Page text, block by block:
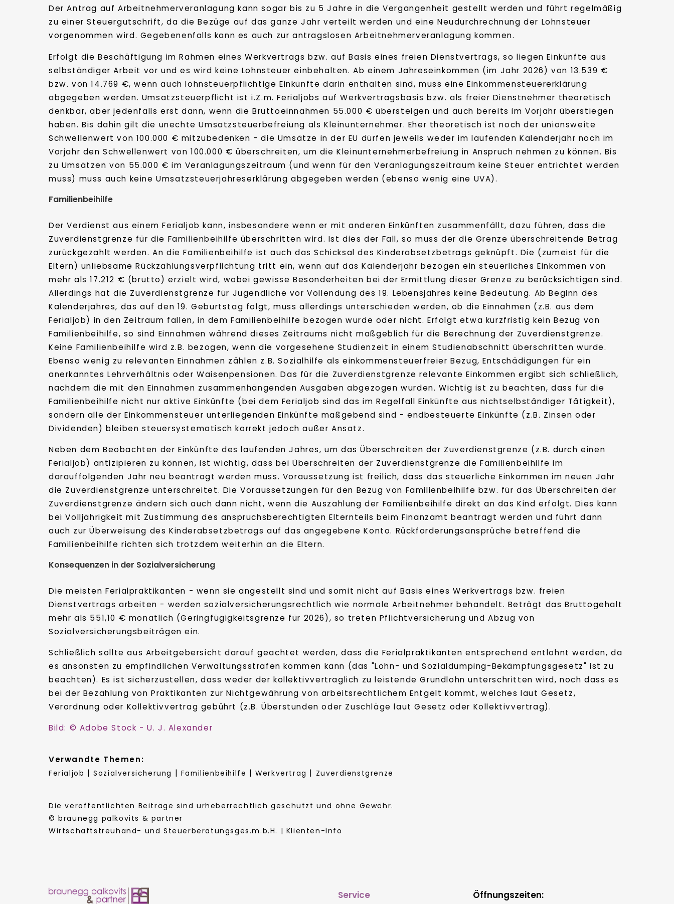
Der Antrag auf Arbeitnehmerveranlagung kann sogar bis zu 5 Jahre in die Vergangenheit gestellt werden und führt regelmäßig
zu einer Steuergutschrift, da die Bezüge auf das ganze Jahr verteilt werden und eine Neudurchrechnung der Lohnsteuer
vorgenommen wird. Gegebenenfalls kann es auch zur antragslosen Arbeitnehmerveranlagung kommen.
Erfolgt die Beschäftigung im Rahmen eines Werkvertrags bzw. auf Basis eines freien Dienstvertrags, so liegen Einkünfte aus
selbständiger Arbeit vor und es wird keine Lohnsteuer einbehalten. Ab einem Jahreseinkommen (im Jahr 2026) von 13.539 €
bzw. von 14.769 €, wenn auch lohnsteuerpflichtige Einkünfte darin enthalten sind, muss eine Einkommensteuererklärung
abgegeben werden. Umsatzsteuerpflicht ist i.Z.m. Ferialjobs auf Werkvertragsbasis bzw. als freier Dienstnehmer theoretisch
denkbar, aber jedenfalls erst dann, wenn die Bruttoeinnahmen 55.000 € übersteigen und auch bereits im Vorjahr überstiegen
haben. Bis dahin gilt die unechte Umsatzsteuerbefreiung als Kleinunternehmer. Eher theoretisch ist noch der unionsweite
Schwellenwert von 100.000 € mitzubedenken - die Umsätze in der EU dürfen jeweils weder im laufenden Kalenderjahr noch im
Vorjahr den Schwellenwert von 100.000 € überschreiten, um die Kleinunternehmerbefreiung in Anspruch nehmen zu können. Bis
zu Umsätzen von 55.000 € im Veranlagungszeitraum (und wenn für den Veranlagungszeitraum keine Steuer entrichtet werden
muss) muss auch keine Umsatzsteuerjahreserklärung abgegeben werden (ebenso wenig eine UVA).
Familienbeihilfe
Der Verdienst aus einem Ferialjob kann, insbesondere wenn er mit anderen Einkünften zusammenfällt, dazu führen, dass die
Zuverdienstgrenze für die Familienbeihilfe überschritten wird. Ist dies der Fall, so muss der die Grenze überschreitende Betrag
zurückgezahlt werden. An die Familienbeihilfe ist auch das Schicksal des Kinderabsetzbetrags geknüpft. Die (zumeist für die
Eltern) unliebsame Rückzahlungsverpflichtung tritt ein, wenn auf das Kalenderjahr bezogen ein steuerliches Einkommen von
mehr als 17.212 € (brutto) erzielt wird, wobei gewisse Besonderheiten bei der Ermittlung dieser Grenze zu berücksichtigen sind.
Allerdings hat die Zuverdienstgrenze für Jugendliche vor Vollendung des 19. Lebensjahres keine Bedeutung. Ab Beginn des
Kalenderjahres, das auf den 19. Geburtstag folgt, muss allerdings unterschieden werden, ob die Einnahmen (z.B. aus dem
Ferialjob) in den Zeitraum fallen, in dem Familienbeihilfe bezogen wurde oder nicht. Erfolgt etwa kurzfristig kein Bezug von
Familienbeihilfe, so sind Einnahmen während dieses Zeitraums nicht maßgeblich für die Berechnung der Zuverdienstgrenze.
Keine Familienbeihilfe wird z.B. bezogen, wenn die vorgesehene Studienzeit in einem Studienabschnitt überschritten wurde.
Ebenso wenig zu relevanten Einnahmen zählen z.B. Sozialhilfe als einkommensteuerfreier Bezug, Entschädigungen für ein
anerkanntes Lehrverhältnis oder Waisenpensionen. Das für die Zuverdienstgrenze relevante Einkommen ergibt sich schließlich,
nachdem die mit den Einnahmen zusammenhängenden Ausgaben abgezogen wurden. Wichtig ist zu beachten, dass für die
Familienbeihilfe nicht nur aktive Einkünfte (bei dem Ferialjob sind das im Regelfall Einkünfte aus nichtselbständiger Tätigkeit),
sondern alle der Einkommensteuer unterliegenden Einkünfte maßgebend sind - endbesteuerte Einkünfte (z.B. Zinsen oder
Dividenden) bleiben steuersystematisch korrekt jedoch außer Ansatz.
Neben dem Beobachten der Einkünfte des laufenden Jahres, um das Überschreiten der Zuverdienstgrenze (z.B. durch einen
Ferialjob) antizipieren zu können, ist wichtig, dass bei Überschreiten der Zuverdienstgrenze die Familienbeihilfe im
darauffolgenden Jahr neu beantragt werden muss. Voraussetzung ist freilich, dass das steuerliche Einkommen im neuen Jahr
die Zuverdienstgrenze unterschreitet. Die Voraussetzungen für den Bezug von Familienbeihilfe bzw. für das Überschreiten der
Zuverdienstgrenze ändern sich auch dann nicht, wenn die Auszahlung der Familienbeihilfe direkt an das Kind erfolgt. Dies kann
bei Volljährigkeit mit Zustimmung des anspruchsberechtigten Elternteils beim Finanzamt beantragt werden und führt dann
auch zur Überweisung des Kinderabsetzbetrags auf das angegebene Konto. Rückforderungsansprüche betreffend die
Familienbeihilfe richten sich trotzdem weiterhin an die Eltern.
Konsequenzen in der Sozialversicherung
Die meisten Ferialpraktikanten - wenn sie angestellt sind und somit nicht auf Basis eines Werkvertrags bzw. freien
Dienstvertrags arbeiten - werden sozialversicherungsrechtlich wie normale Arbeitnehmer behandelt. Beträgt das Bruttogehalt
mehr als 551,10 € monatlich (Geringfügigkeitsgrenze für 2026), so treten Pflichtversicherung und Abzug von
Sozialversicherungsbeiträgen ein.
Schließlich sollte aus Arbeitgebersicht darauf geachtet werden, dass die Ferialpraktikanten entsprechend entlohnt werden, da
es ansonsten zu empfindlichen Verwaltungsstrafen kommen kann (das "Lohn- und Sozialdumping-Bekämpfungsgesetz" ist zu
beachten). Es ist sicherzustellen, dass weder der kollektivvertraglich zu leistende Grundlohn unterschritten wird, noch dass es
bei der Bezahlung von Praktikanten zur Nichtgewährung von arbeitsrechtlichem Entgelt kommt, welches laut Gesetz,
Verordnung oder Kollektivvertrag gebührt (z.B. Überstunden oder Zuschläge laut Gesetz oder Kollektivvertrag).
Bild: © Adobe Stock - U. J. Alexander
Verwandte Themen:
Ferialjob |Sozialversicherung | Familienbeihilfe |Werkvertrag | Zuverdienstgrenze
Die veröffentlichten Beiträge sind urheberrechtlich geschützt und ohne Gewähr.
© braunegg palkovits & partner
Wirtschaftstreuhand- und Steuerberatungsges.m.b.H. | Klienten-Info
Service
Öffnungszeiten: